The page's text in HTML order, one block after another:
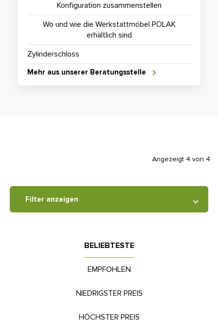
Konfiguration zusammenstellen
Wo und wie die Werkstattmöbel POLAK
erhältlich sind
Zylinderschloss
Mehr aus unserer Beratungsstelle
BELIEBTESTE
EMPFOHLEN
NIEDRIGSTER PREIS
HÖCHSTER PREIS
Angezeigt 4 von 4
Filter anzeigen